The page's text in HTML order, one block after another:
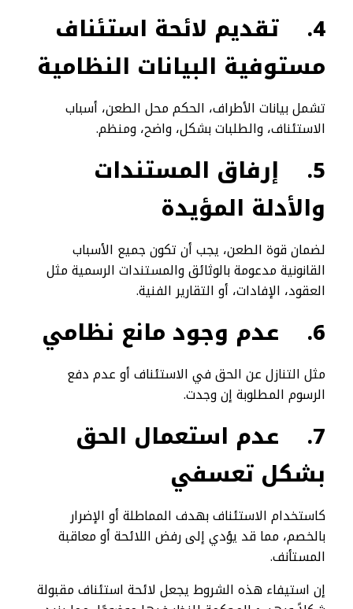
4.
تقديم لائحة استئناف
مستوفية البيانات النظامية
تشمل بيانات الأطراف، الحكم محل الطعن، أسباب
الاستئناف، والطلبات بشكل، واضح، ومنظم.
5.
إرفاق المستندات
والأدلة المؤيدة
لضمان قوة الطعن، يجب أن تكون جميع الأسباب
القانونية مدعومة بالوثائق والمستندات الرسمية مثل
العقود، الإفادات، أو التقارير الفنية.
6. عدم وجود مانع نظامي
مثل التنازل عن الحق في الاستئناف أو عدم دفع
الرسوم المطلوبة إن وجدت.
7.
عدم استعمال الحق
بشكل تعسفي
كاستخدام الاستئناف بهدف المماطلة أو الإضرار
بالخصم، مما قد يؤدي إلى رفض اللائحة أو معاقبة
المستأنف.
إن استيفاء هذه الشروط يجعل لائحة استئناف مقبولة